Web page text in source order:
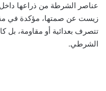
عناصر الشرطة من ذراعها
زيست عن صمتها، مؤكدة في
تتصرف بعدائية أو مقاومة،
الشرطي.